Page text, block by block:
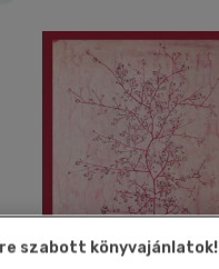
szabott könyvajánlatok!